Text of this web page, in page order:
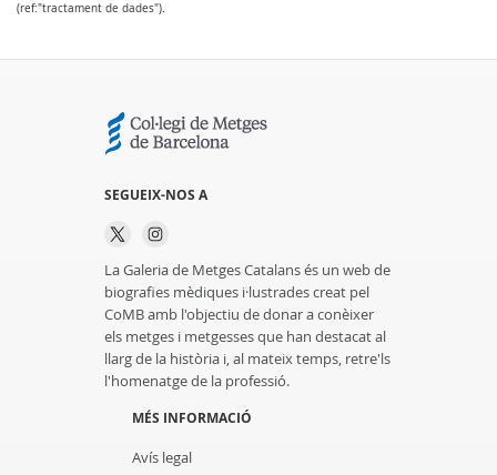
(ref:"tractament de dades").
SEGUEIX-NOS A
La Galeria de Metges Catalans és un web de
biografies mèdiques i·lustrades creat pel
CoMB amb l'objectiu de donar a conèixer
els metges i metgesses que han destacat al
llarg de la història i, al mateix temps, retre'ls
l'homenatge de la professió.
MÉS INFORMACIÓ
Avís legal